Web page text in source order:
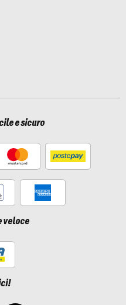
e sicuro
veloce